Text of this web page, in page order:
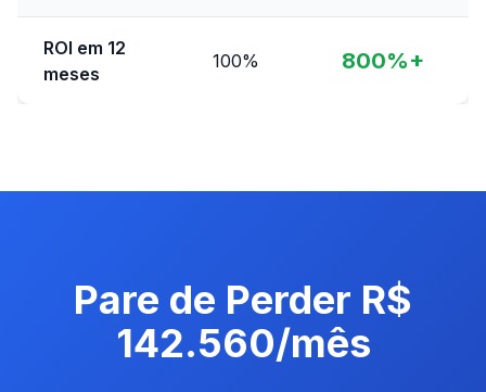
ROI em 12
meses
100% 800%+
Pare de Perder R$
142.560/mês